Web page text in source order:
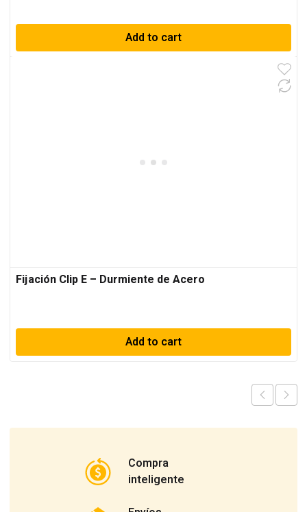
Add to cart
Fijación Clip E – Durmiente de Acero
Add to cart
Compra
inteligente